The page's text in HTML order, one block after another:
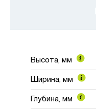
Высота, мм
Ширина, мм
Глубина, мм